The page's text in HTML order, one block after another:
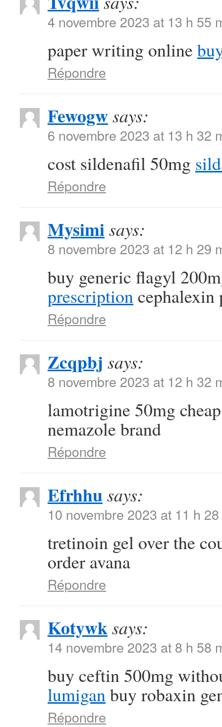
4 novembre 2023 at 13 h 55
paper writing online
Répondre
Fewogwsays:
6 novembre 2023 at 13 h 32
cost sildenafil 50mg
Répondre
Mysimisays:
8 novembre 2023 at 12 h 29
buy generic flagyl
prescription cephalexin
Répondre
Zcqpbj says:
8 novembre 2023 at 12 h 32
lamotrigine 50mg
nemazole brand
Répondre
Efrhhusays:
10 novembre 2023 at 11 h
tretinoin gel over the
order avana
Répondre
Kotywksays:
14 novembre 2023 at 8 h 58
buy ceftin 500mg
lumiganbuy robaxin
Répondre